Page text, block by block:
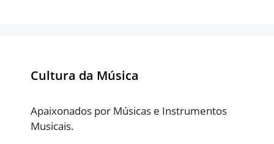
Cultura da Música
Apaixonados por Músicas e Instrumentos
Musicais.